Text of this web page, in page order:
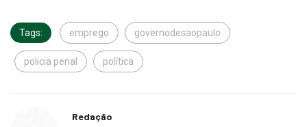
Tags: emprego governodesaopaulo
policia penal política
Redação